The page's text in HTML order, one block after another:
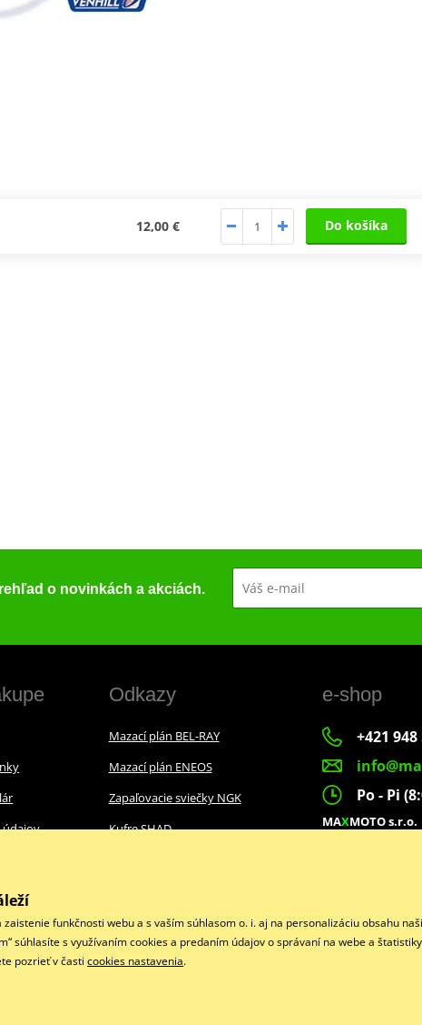
12,00 € Do košíka
o novinkách a akciách.
údajov
Odkazy
Mazací plán BEL-RAY
Mazací plán ENEOS
Zapaľovacie sviečky NGK
Kufre SHAD
e-shop
+421
Po - Pi
MAXMOTO s.r.o.
Facebook
funkčnosti webu a s vaším súhlasom o. i. aj na personalizáciu obsahu
súhlasíte s využívaním cookies a predaním údajov o správaní na webe a
pozrieť v časti cookies nastavenia.